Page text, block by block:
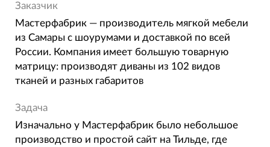
Заказчик
Мастерфабрик — производитель мягкой мебели
из Самары с шоурумами и доставкой по всей
России. Компания имеет большую товарную
матрицу: производят диваны из 102 видов
тканей и разных габаритов
Задача
Изначально у Мастерфабрик было небольшое
производство и простой сайт на Тильде, где